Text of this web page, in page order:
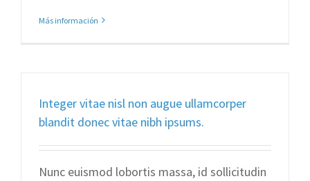
Más información
Integer vitae nisl non augue ullamcorper
blandit donec vitae nibh ipsums.
Nunc euismod lobortis massa, id sollicitudin